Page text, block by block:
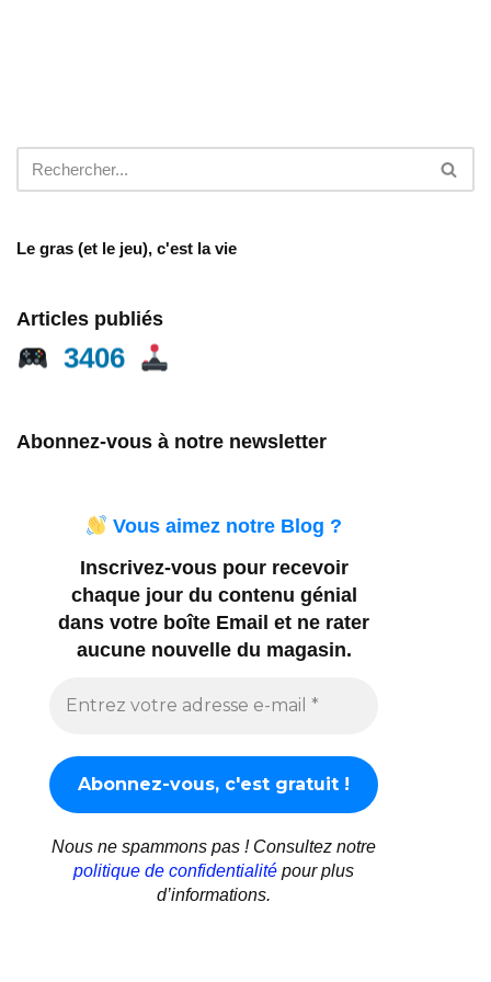
Le gras (et le jeu), c'est la vie
Articles publiés
3406
Abonnez-vous à notre newsletter
Vous aimez notre Blog ?
Inscrivez-vous pour recevoir
chaque jour du contenu génial
dans votre boîte Email et ne rater
aucune nouvelle du magasin.
Nous ne spammons pas ! Consultez notre
politique de confidentialité pour plus
d’informations.